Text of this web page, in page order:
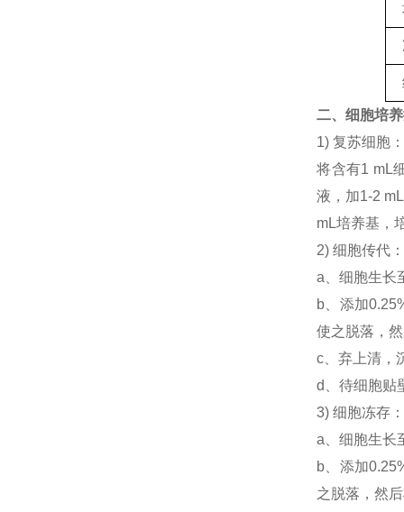
二、细胞培
1) 复苏细胞
将含有1 mL
液，加1-2
mL培养基，
2) 细胞传代
a、细胞生长
b、添加
使之脱落，
c、弃上清，
d、待细胞贴
3) 细胞冻存
a、细胞生长
b、添加
之脱落，然